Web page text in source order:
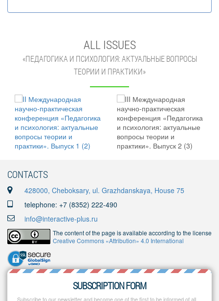
ALL ISSUES
«ПЕДАГОГИКА И ПСИХОЛОГИЯ: АКТУАЛЬНЫЕ ВОПРОСЫ
ТЕОРИИ И ПРАКТИКИ»
CONTACTS
428000, Cheboksary, ul. Grazhdanskaya, House 75
telephone: +7 (8352) 222-490
info@interactive-plus.ru
The content of the page is available according to the license
Creative Commons «Attribution» 4.0 International
SUBSCRIPTION FORM
Subscribe to our newsletter and become one of the first to be informed of all